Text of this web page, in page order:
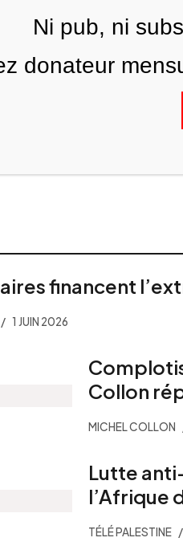
financent
1 JUIN 2026
Collon
MICHEL COLLON
Lutte
l’Afrique
TÉLÉ PALESTINE
Ni pub, ni
donateur